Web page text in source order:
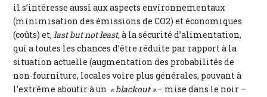
il s’intéresse aussi aux aspects environnementaux
(minimisation des émissions de CO2) et économiques
(coûts) et, last but not least,à la sécurité d’alimentation,
qui a toutes les chances d’être réduite par rapport à la
situation actuelle (augmentation des probabilités de
non-fourniture, locales voire plus générales, pouvant à
l’extrême aboutir à un « blackout »– mise dans le noir –